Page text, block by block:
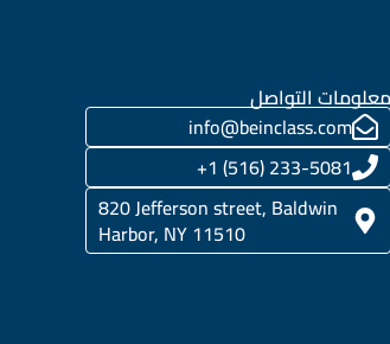
معلومات التواصل
info@beinclass.com
233-5081 (516) 1+
820 Jefferson street, Baldwin
Harbor, NY 11510